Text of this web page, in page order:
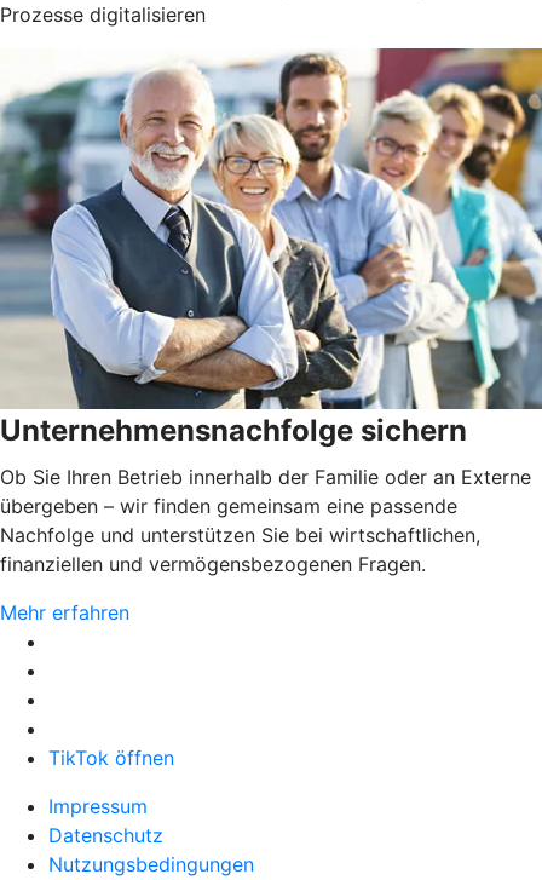
Prozesse digitalisieren
Unternehmensnachfolge sichern
Ob Sie Ihren Betrieb innerhalb der Familie oder an Externe
übergeben – wir finden gemeinsam eine passende
Nachfolge und unterstützen Sie bei wirtschaftlichen,
finanziellen und vermögensbezogenen Fragen.
Mehr erfahren
TikTok öffnen
Impressum
Datenschutz
Nutzungsbedingungen